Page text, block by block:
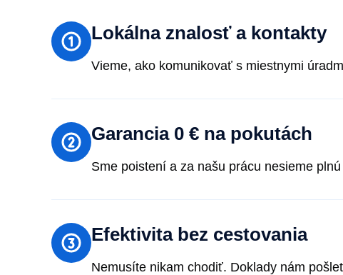
Lokálna znalosť a kontakty
Vieme, ako komunikovať s miestnymi
Garancia 0 € na pokutách
Sme poistení a za našu prácu nesieme
Efektivita bez cestovania
Nemusíte nikam chodiť. Doklady nám